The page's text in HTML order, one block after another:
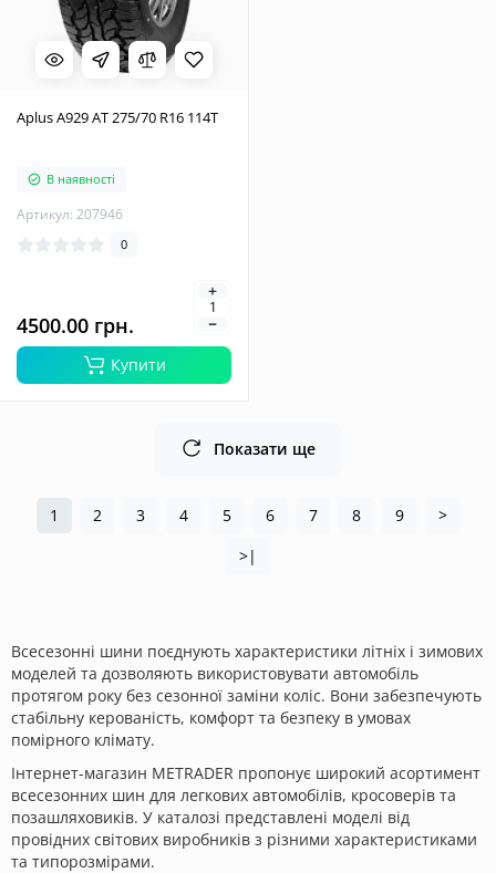
Aplus A929 AT 275/70 R16 114T
В наявності
Артикул: 207946
0
4500.00 грн.
Купити
Показати ще
1 2 3 4 5 6 7 8 9
>
>|
Всесезонні шини поєднують характеристики літніх і зимових
моделей та дозволяють використовувати автомобіль
протягом року без сезонної заміни коліс. Вони забезпечують
стабільну керованість, комфорт та безпеку в умовах
помірного клімату.
Інтернет-магазин METRADER пропонує широкий асортимент
всесезонних шин для легкових автомобілів, кросоверів та
позашляховиків. У каталозі представлені моделі від
провідних світових виробників з різними характеристиками
та типорозмірами.